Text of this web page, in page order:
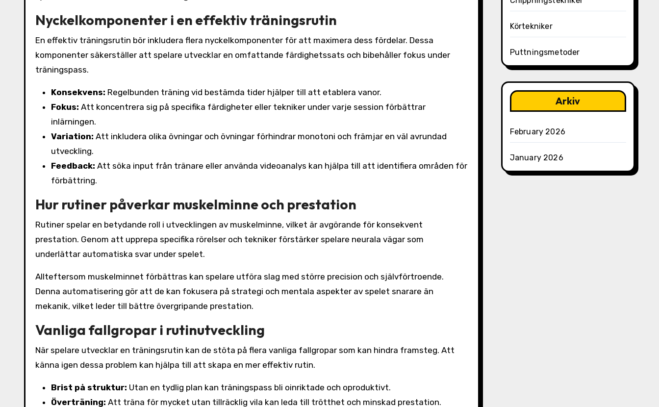
Nyckelkomponenter i en effektiv träningsrutin
En effektiv träningsrutin bör inkludera flera nyckelkomponenter för att maximera dess fördelar. Dessa
komponenter säkerställer att spelare utvecklar en omfattande färdighetssats och bibehåller fokus under
träningspass.
Konsekvens: Regelbunden träning vid bestämda tider hjälper till att etablera vanor.
Fokus: Att koncentrera sig på specifika färdigheter eller tekniker under varje session förbättrar
inlärningen.
Variation: Att inkludera olika övningar och övningar förhindrar monotoni och främjar en väl avrundad
utveckling.
Feedback: Att söka input från tränare eller använda videoanalys kan hjälpa till att identifiera områden för
förbättring.
Hur rutiner påverkar muskelminne och prestation
Rutiner spelar en betydande roll i utvecklingen av muskelminne, vilket är avgörande för konsekvent
prestation. Genom att upprepa specifika rörelser och tekniker förstärker spelare neurala vägar som
underlättar automatiska svar under spelet.
Allteftersom muskelminnet förbättras kan spelare utföra slag med större precision och självförtroende.
Denna automatisering gör att de kan fokusera på strategi och mentala aspekter av spelet snarare än
mekanik, vilket leder till bättre övergripande prestation.
Vanliga fallgropar i rutinutveckling
När spelare utvecklar en träningsrutin kan de stöta på flera vanliga fallgropar som kan hindra framsteg. Att
känna igen dessa problem kan hjälpa till att skapa en mer effektiv rutin.
Brist på struktur: Utan en tydlig plan kan träningspass bli oinriktade och oproduktivt.
Överträning: Att träna för mycket utan tillräcklig vila kan leda till trötthet och minskad prestation.
Körtekniker
Puttningsmetoder
Arkiv
February 2026
January 2026